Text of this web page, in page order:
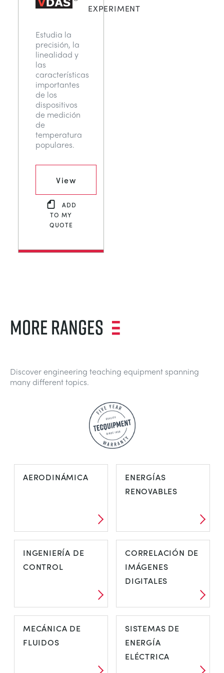
ESTRUCTURAS
CONTROL DE PROCESOS
FUNDAMENTOS DE LA ESTÁTICA
TEORÍA DE LAS MÁQUINAS
TERMODINÁMICA
MINERIA
GAS Y PETROLEO
ENERGÍA
FERROCARRILES
ENERGÍA RENOVABLE
EXPERIMENT
Estudia la
precisión, la
linealidad y
las
características
importantes
de los
dispositivos
de medición
de
temperatura
populares.
View
ADD
TO MY
QUOTE
MORE RANGES
Discover engineering teaching equipment spanning
many different topics.
AERODINÁMICA
ENERGÍAS
RENOVABLES
INGENIERÍA DE
CONTROL
CORRELACIÓN DE
IMÁGENES
DIGITALES
MECÁNICA DE
FLUIDOS
SISTEMAS DE
ENERGÍA
ELÉCTRICA